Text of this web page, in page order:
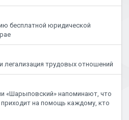
бесплатной юридической
легализация трудовых отношений
«Шарыповский» напоминают, что
на помощь каждому, кто